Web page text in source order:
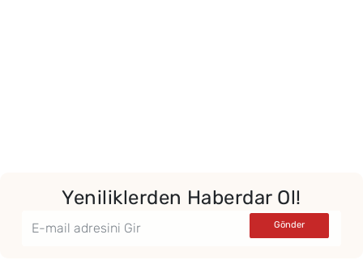
Yeniliklerden Haberdar Ol!